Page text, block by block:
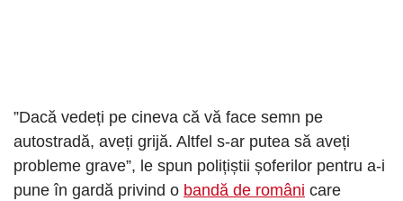
”Dacă vedeți pe cineva că vă face semn pe
autostradă, aveți grijă. Altfel s-ar putea să aveți
probleme grave”, le spun polițiștii șoferilor pentru a-i
pune în gardă privind o bandă de români care